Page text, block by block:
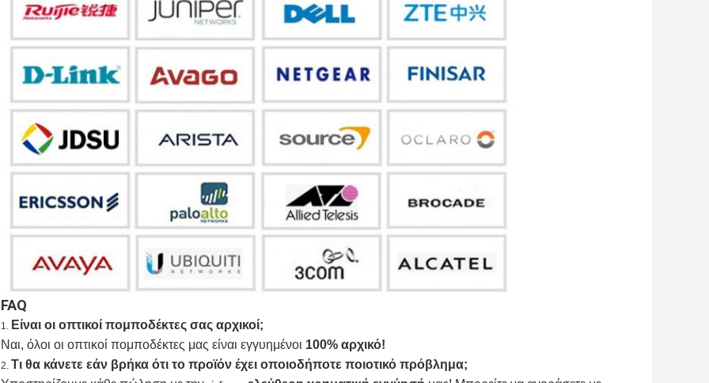
FAQ
1.
Είναι οι οπτικοί πομποδέκτες σας αρχικοί;
Ναι, όλοι οι οπτικοί πομποδέκτες μας είναι εγγυημένοι 100% αρχικό!
2. Τι θα κάνετε εάν βρήκα ότι το προϊόν έχει οποιοδήποτε ποιοτικό πρόβλημα;